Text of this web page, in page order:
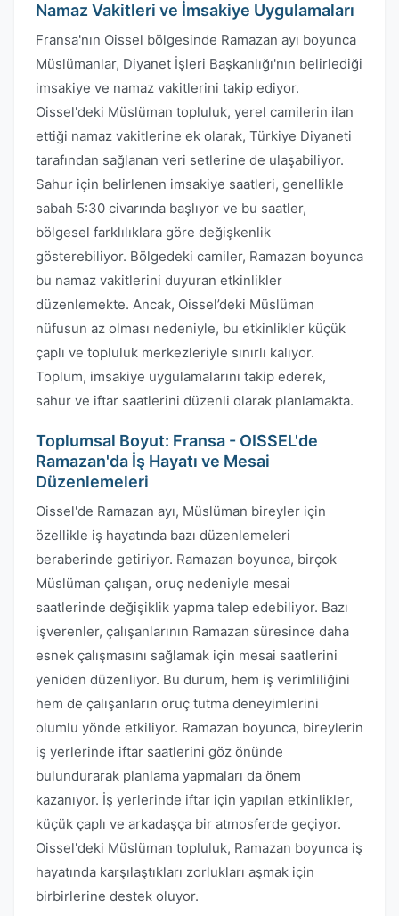
Namaz Vakitleri ve İmsakiye Uygulamaları
Fransa'nın Oissel bölgesinde Ramazan ayı boyunca
Müslümanlar, Diyanet İşleri Başkanlığı'nın belirlediği
imsakiye ve namaz vakitlerini takip ediyor.
Oissel'deki Müslüman topluluk, yerel camilerin ilan
ettiği namaz vakitlerine ek olarak, Türkiye Diyaneti
tarafından sağlanan veri setlerine de ulaşabiliyor.
Sahur için belirlenen imsakiye saatleri, genellikle
sabah 5:30 civarında başlıyor ve bu saatler,
bölgesel farklılıklara göre değişkenlik
gösterebiliyor. Bölgedeki camiler, Ramazan boyunca
bu namaz vakitlerini duyuran etkinlikler
düzenlemekte. Ancak, Oissel’deki Müslüman
nüfusun az olması nedeniyle, bu etkinlikler küçük
çaplı ve topluluk merkezleriyle sınırlı kalıyor.
Toplum, imsakiye uygulamalarını takip ederek,
sahur ve iftar saatlerini düzenli olarak planlamakta.
Toplumsal Boyut: Fransa - OISSEL'de
Ramazan'da İş Hayatı ve Mesai
Düzenlemeleri
Oissel'de Ramazan ayı, Müslüman bireyler için
özellikle iş hayatında bazı düzenlemeleri
beraberinde getiriyor. Ramazan boyunca, birçok
Müslüman çalışan, oruç nedeniyle mesai
saatlerinde değişiklik yapma talep edebiliyor. Bazı
işverenler, çalışanlarının Ramazan süresince daha
esnek çalışmasını sağlamak için mesai saatlerini
yeniden düzenliyor. Bu durum, hem iş verimliliğini
hem de çalışanların oruç tutma deneyimlerini
olumlu yönde etkiliyor. Ramazan boyunca, bireylerin
iş yerlerinde iftar saatlerini göz önünde
bulundurarak planlama yapmaları da önem
kazanıyor. İş yerlerinde iftar için yapılan etkinlikler,
küçük çaplı ve arkadaşça bir atmosferde geçiyor.
Oissel'deki Müslüman topluluk, Ramazan boyunca iş
hayatında karşılaştıkları zorlukları aşmak için
birbirlerine destek oluyor.